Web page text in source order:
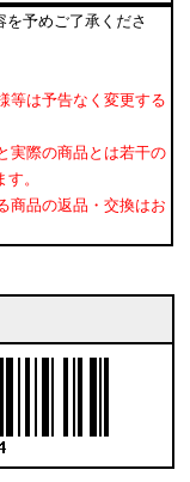
予めご了承くださ
等は予告なく変更する
実際の商品とは若干の
。
商品の返品・交換はお